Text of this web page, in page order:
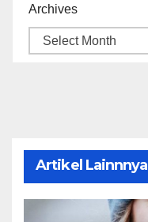
Archives
Artikel Lainnnya